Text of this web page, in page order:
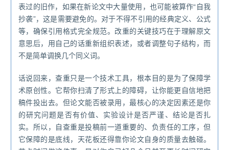
表过的旧作，如果在新论文中大量使用，也可能被算作“自我
抄袭”，这是需要避免的。对于不得不引用的经典定义、公式
等，确保引用格式完全规范。改重的关键技巧在于理解原文
意思后，用自己的话重新组织表述，或者调整句子结构，而
不是简单调换几个同义词。
话说回来，查重只是一个技术工具，根本目的是为了保障学
术原创性。它帮你扫清了形式上的障碍，让你能更自信地把
稿件投出去。但论文能否被录用，最核心的决定因素还是你
的研究问题是否有价值、实验设计是否严谨、结论是否扎
实。所以，自查重是投稿前一道重要的、负责任的工序，但
它保障的是底线，天花板还得靠你论文自身的质量去触碰。